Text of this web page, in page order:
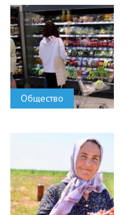
Общество